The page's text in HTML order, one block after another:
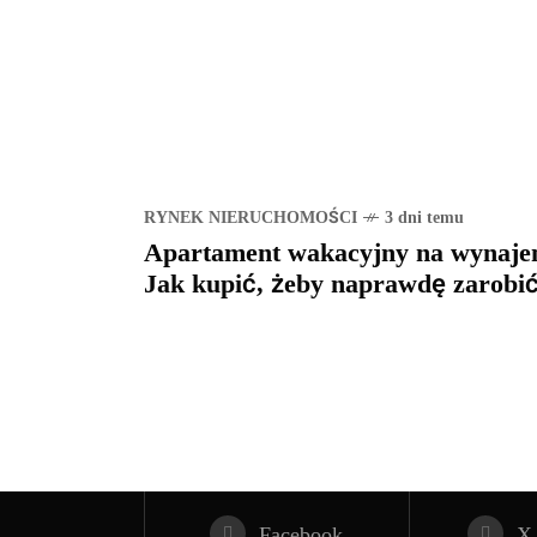
RYNEK NIERUCHOMOŚCI 3 dni temu
Apartament wakacyjny na
Jak kupić, żeby naprawdę zarobić